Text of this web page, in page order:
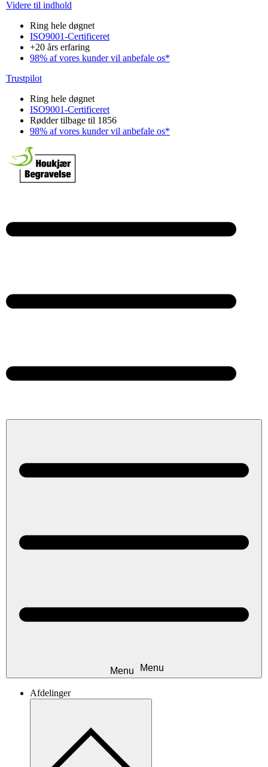
Videre til indhold
Ring hele døgnet
ISO9001-Certificeret
+20 års erfaring
98% af vores kunder vil anbefale os*
Trustpilot
Ring hele døgnet
ISO9001-Certificeret
Rødder tilbage til 1856
98% af vores kunder vil anbefale os*
Afdelinger